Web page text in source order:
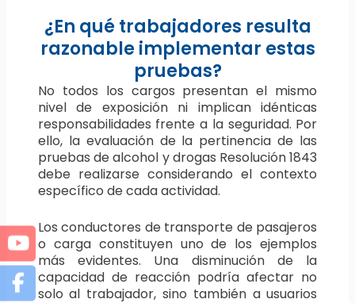
¿En qué trabajadores resulta
razonable implementar estas
pruebas?
No todos los cargos presentan el mismo
nivel de exposición ni implican idénticas
responsabilidades frente a la seguridad. Por
ello, la evaluación de la pertinencia de las
pruebas de alcohol y drogas Resolución 1843
debe realizarse considerando el contexto
específico de cada actividad.
Los conductores de transporte de pasajeros
o carga constituyen uno de los ejemplos
más evidentes. Una disminución de la
capacidad de reacción podría afectar no
solo al trabajador, sino también a usuarios